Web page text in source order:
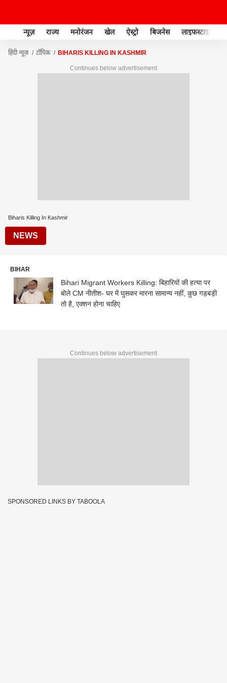
न्यूज़ राज्य मनोरंजन खेल ऐस्ट्रो बिजनेस लाइफस्टाइल
हिंदी न्यूज़ टॉपिक BIHARIS KILLING IN KASHMIR
Continues below advertisement
Biharis Killing In Kashmir
NEWS
BIHAR
Bihari Migrant Workers Killing: बिहारियों की हत्या पर
बोले CM नीतीश- घर में घुसकर मारना सामान्य नहीं, कुछ गड़बड़ी
तो है, एक्शन होना चाहिए
Continues below advertisement
SPONSORED LINKS BY TABOOLA